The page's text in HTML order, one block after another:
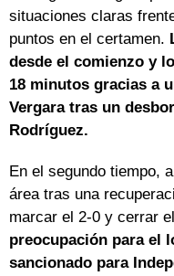
situaciones claras
puntos en el certamen.
desde el comienzo y
18 minutos gracias a
Vergara tras un
Rodríguez.
En el segundo tiempo,
área tras una
marcar el 2-0 y cerrar
preocupación para el
sancionado para